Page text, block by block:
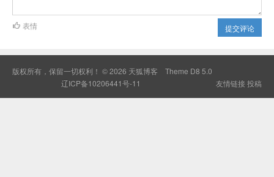
提交评论
表情
版权所有，保留一切权利！ © 2026 天狐博客 Theme D8 5.0
辽ICP备10206441号-11
友情链接投稿